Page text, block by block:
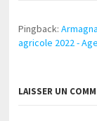
Pingback:
agricole 2022 -
LAISSER UN